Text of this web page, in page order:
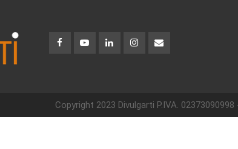
Copyright 2023 Divulgarti P.IVA. 02373090998